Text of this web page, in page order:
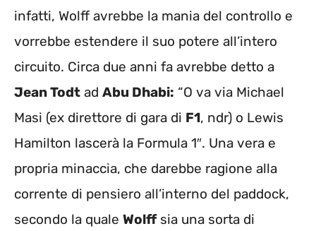
infatti, Wolff avrebbe la mania del controllo e
vorrebbe estendere il suo potere all’intero
circuito. Circa due anni fa avrebbe detto a
Jean Todt ad Abu Dhabi: “O va via Michael
Masi (ex direttore di gara di F1, ndr) o Lewis
Hamilton lascerà la Formula 1″. Una vera e
propria minaccia, che darebbe ragione alla
corrente di pensiero all’interno del paddock,
secondo la quale Wolffsia una sorta di